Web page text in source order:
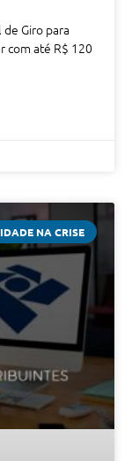
Giro para
com até R$ 120
NA CRISE